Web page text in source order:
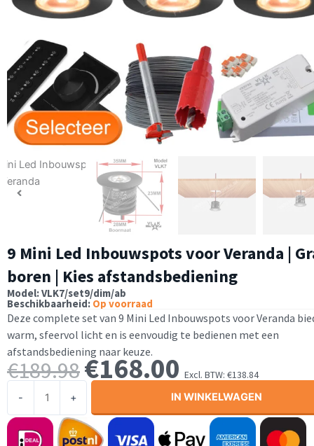
9 Mini Led Inbouwspots voor Veranda |
boren | Kies afstandsbediening
Model: VLK7/set9/dim/ab
Beschikbaarheid:Op voorraad
Deze complete set van 9 Mini Led Inbouwspots voor Veranda
warm, sfeervol licht en is eenvoudig te bedienen met een
afstandsbediening naar keuze.
€189.98Oorspronkelijke
prijs
€189.98.
€168.00 Huidige
prijs
is:
€168.00.
Excl. BTW: €138.84
-
Led
Inbouwspots
+ IN WINKELWAGEN